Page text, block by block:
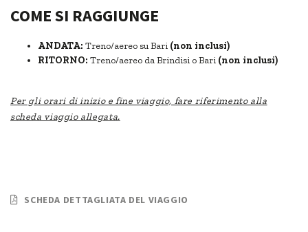
COME SI RAGGIUNGE
ANDATA: Treno/aereo su Bari (non inclusi)
RITORNO: Treno/aereo da Brindisi o Bari (non inclusi)
Per gli orari di inizio e fine viaggio, fare riferimento alla
scheda viaggio allegata.
SCHEDA DETTAGLIATA DEL VIAGGIO